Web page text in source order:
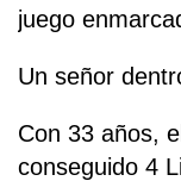
juego
Un señor
Con 33 años,
conseguido 4